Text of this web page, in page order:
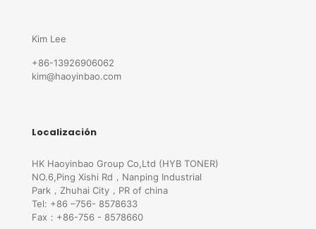
Kim Lee
+86-13926906062
kim@haoyinbao.com
Localización
HK Haoyinbao Group Co,Ltd (HYB TONER)
NO.6,Ping Xishi Rd，Nanping Industrial
Park，Zhuhai City，PR of china
Tel: +86 –756- 8578633
Fax：+86-756 - 8578660